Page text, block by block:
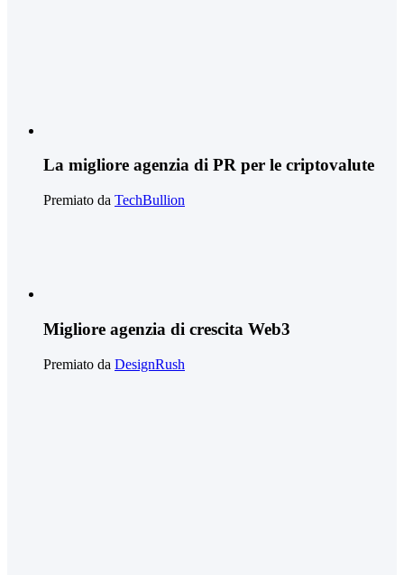
La migliore agenzia di PR per le criptovalute
Premiato da TechBullion
Migliore agenzia di crescita Web3
Premiato da DesignRush